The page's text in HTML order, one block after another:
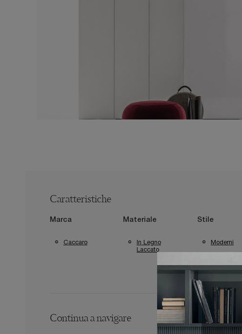
Caratteristiche
Marca
Caccaro
Materiale
In Legno
Laccato
Stile
Moderni
Continua a navigare